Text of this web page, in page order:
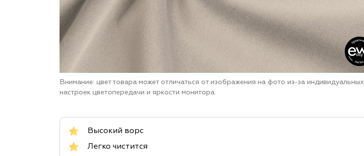
Внимание: цвет товара может отличаться от изображения на фото из-за индивидуальных
настроек цветопередачи и яркости монитора.
Высокий ворс
Легко чистится